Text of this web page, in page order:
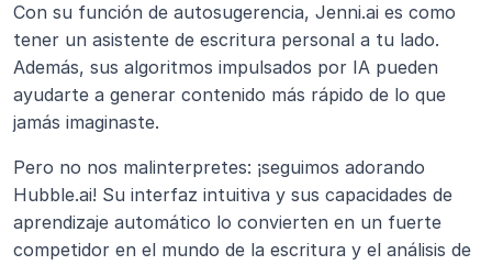
Con su función de autosugerencia, Jenni.ai es como
tener un asistente de escritura personal a tu lado.
Además, sus algoritmos impulsados por IA pueden
ayudarte a generar contenido más rápido de lo que
jamás imaginaste.
Pero no nos malinterpretes: ¡seguimos adorando
Hubble.ai! Su interfaz intuitiva y sus capacidades de
aprendizaje automático lo convierten en un fuerte
competidor en el mundo de la escritura y el análisis de